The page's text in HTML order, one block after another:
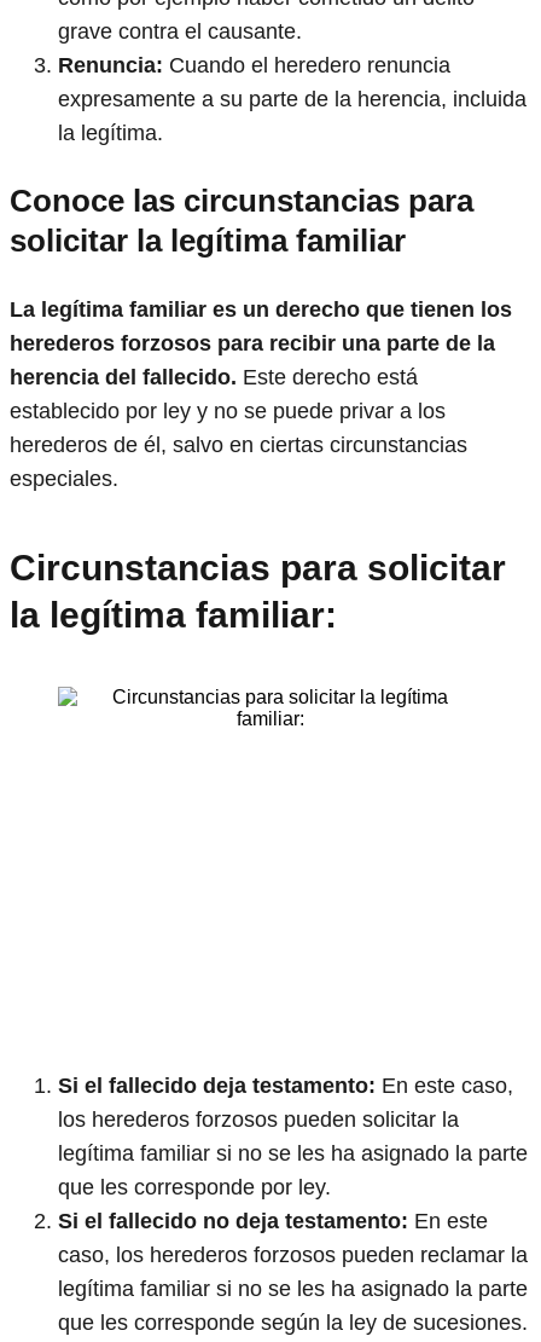
grave contra el causante.
Renuncia: Cuando el heredero renuncia
expresamente a su parte de la herencia, incluida
la legítima.
Conoce las circunstancias para
solicitar la legítima familiar
La legítima familiar es un derecho que tienen los
herederos forzosos para recibir una parte de la
herencia del fallecido. Este derecho está
establecido por ley y no se puede privar a los
herederos de él, salvo en ciertas circunstancias
especiales.
Circunstancias para solicitar
la legítima familiar:
Si el fallecido deja testamento: En este caso,
los herederos forzosos pueden solicitar la
legítima familiar si no se les ha asignado la parte
que les corresponde por ley.
Si el fallecido no deja testamento: En este
caso, los herederos forzosos pueden reclamar la
legítima familiar si no se les ha asignado la parte
que les corresponde según la ley de sucesiones.